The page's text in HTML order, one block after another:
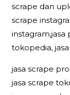
scrape dan
scrape
instagram,jasa
tokopedia,
jasa scrape
jasa scrape